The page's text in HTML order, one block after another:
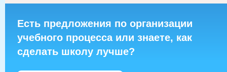
Есть предложения по организации
учебного процесса или знаете, как
сделать школу лучше?